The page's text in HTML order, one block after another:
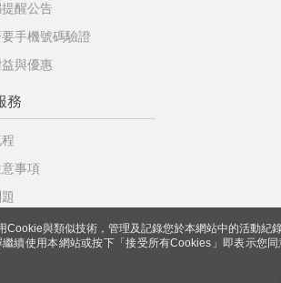
與類似技術，管理及記錄您於本網站中的活動紀
續使用本網站或按下「接受所有Cookies」即表示您
醒公告
手機號碼驗證
與優惠
務
事項